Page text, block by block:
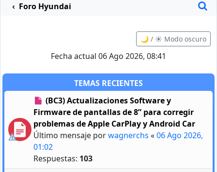
Foro Hyundai
🌙 / ☀️ Modo oscuro
Fecha actual 06 Ago 2026, 08:41
TEMAS RECIENTES
(BC3) Actualizaciones Software y
Firmware de pantallas de 8” para corregir
problemas de Apple CarPlay y Android Car
Último mensaje porwagnerchs «06 Ago 2026,
01:02
Respuestas: 103